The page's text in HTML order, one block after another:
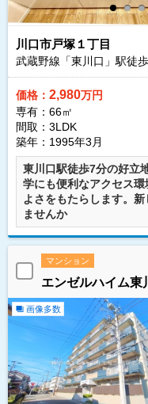
川口市戸塚１丁目
武蔵野線「東川口」駅徒歩
価格： 2,980万円
専有：66㎡
間取：3LDK
築年：1995年3月
東川口駅徒歩7分の好立
学にも便利なアクセス
よさをもたらします。
ませんか
マンション
エンゼルハイム東
画像多数